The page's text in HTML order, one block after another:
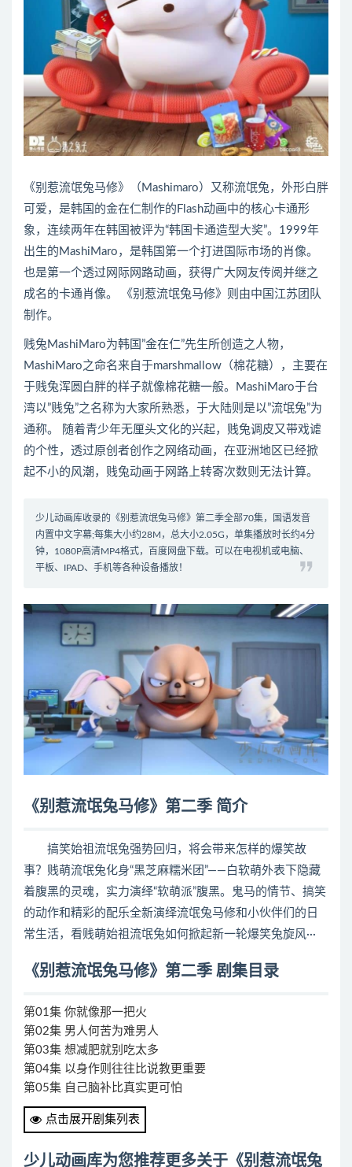
《别惹流氓兔马修》（Mashimaro）又称流氓兔，外形白胖
可爱，是韩国的金在仁制作的Flash动画中的核心卡通形
象，连续两年在韩国被评为“韩国卡通造型大奖”。1999年
出生的MashiMaro，是韩国第一个打进国际市场的肖像。
也是第一个透过网际网路动画，获得广大网友传阅并继之
成名的卡通肖像。 《别惹流氓兔马修》则由中国江苏团队
制作。
贱兔MashiMaro为韩国”金在仁”先生所创造之人物，
MashiMaro之命名来自于marshmallow（棉花糖），主要在
于贱兔浑圆白胖的样子就像棉花糖一般。MashiMaro于台
湾以”贱兔”之名称为大家所熟悉，于大陆则是以”流氓兔”为
通称。 随着青少年无厘头文化的兴起，贱兔调皮又带戏谑
的个性，透过原创者创作之网络动画，在亚洲地区已经掀
起不小的风潮，贱兔动画于网路上转寄次数则无法计算。
少儿动画库收录的《别惹流氓兔马修》第二季全部70集，国语发音
内置中文字幕;每集大小约28M，总大小2.05G，单集播放时长约4分
钟，1080P高清MP4格式，百度网盘下载。可以在电视机或电脑、
平板、IPAD、手机等各种设备播放！
《别惹流氓兔马修》第二季 简介
搞笑始祖流氓兔强势回归，将会带来怎样的爆笑故
事？贱萌流氓兔化身“黑芝麻糯米团”——白软萌外表下隐藏
着腹黑的灵魂，实力演绎“软萌派”腹黑。鬼马的情节、搞笑
的动作和精彩的配乐全新演绎流氓兔马修和小伙伴们的日
常生活，看贱萌始祖流氓兔如何掀起新一轮爆笑兔旋风···
《别惹流氓兔马修》第二季 剧集目录
第01集 你就像那一把火
第02集 男人何苦为难男人
第03集 想减肥就别吃太多
第04集 以身作则往往比说教更重要
第05集 自己脑补比真实更可怕
第06集 修电器难道不是拍两下就好了吗
第07集 忽悠，接着忽悠
第09集 太过自信也有翻车的时候
点击展开剧集列表
少儿动画库为您推荐更多关于《别惹流氓兔